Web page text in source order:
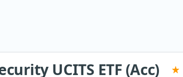
UCITS ETF (Acc)